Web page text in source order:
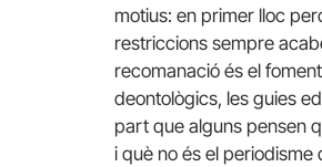
motius: en primer lloc
restriccions sempre
recomanació és el
deontològics, les guies
part que alguns pensen
i què no és el